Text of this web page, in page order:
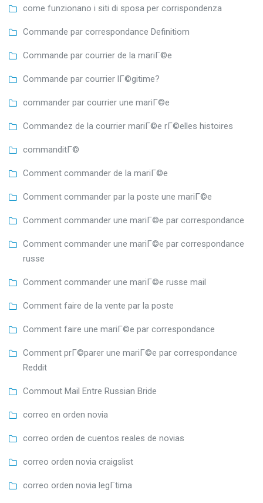
come funzionano i siti di sposa per corrispondenza
Commande par correspondance Definitiom
Commande par courrier de la mariГ©e
Commande par courrier lГ©gitime?
commander par courrier une mariГ©e
Commandez de la courrier mariГ©e rГ©elles histoires
commanditГ©
Comment commander de la mariГ©e
Comment commander par la poste une mariГ©e
Comment commander une mariГ©e par correspondance
Comment commander une mariГ©e par correspondance
russe
Comment commander une mariГ©e russe mail
Comment faire de la vente par la poste
Comment faire une mariГ©e par correspondance
Comment prГ©parer une mariГ©e par correspondance
Reddit
Commout Mail Entre Russian Bride
correo en orden novia
correo orden de cuentos reales de novias
correo orden novia craigslist
correo orden novia legГ­tima